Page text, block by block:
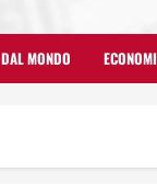
DAL MONDO